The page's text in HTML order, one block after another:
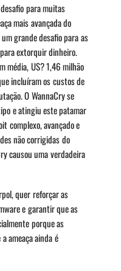
para muitas
mais avançada do
grande desafio para as
extorquir dinheiro.
média, US? 1,46 milhão
incluíram os custos de
O WannaCry se
e atingiu este patamar
complexo, avançado e
não corrigidas do
causou uma verdadeira
quer reforçar as
e garantir que as
porque as
ameaça ainda é